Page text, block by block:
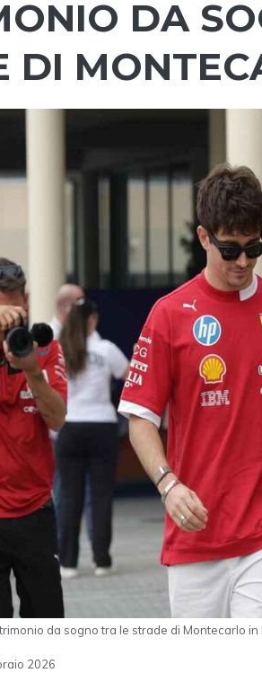
DA
DI
da sogno tra le strade di Montecarlo
2026